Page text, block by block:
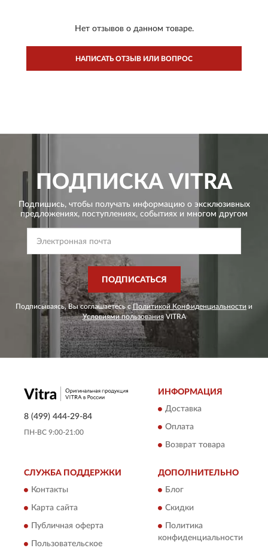
Нет отзывов о данном товаре.
НАПИСАТЬ ОТЗЫВ ИЛИ ВОПРОС
ПОДПИСКА VITRA
Подпишись, чтобы получать информацию о эксклюзивных
предложениях, поступлениях, событиях и многом другом
ПОДПИСАТЬСЯ
Подписываясь, Вы соглашаетесь сПолитикой Конфиденциальности и
Условиями пользованияVITRA
8 (499) 444-29-84
ПН-ВС 9:00-21:00
ИНФОРМАЦИЯ
Доставка
Оплата
Возврат товара
СЛУЖБА ПОДДЕРЖКИ
Контакты
Карта сайта
Публичная оферта
Пользовательское
ДОПОЛНИТЕЛЬНО
Блог
Скидки
Политика
конфиденциальности